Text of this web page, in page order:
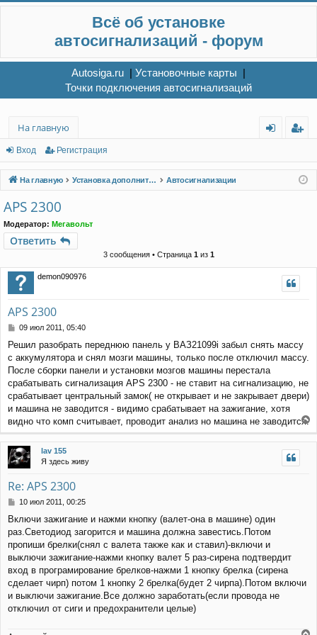
Всё об установке
автосигнализаций - форум
Autosiga.ru | Установочные карты |
Точки подключения автосигнализаций
На главную
д
ис
тр
Вход Регистрация
На главную Установка дополнительного электрооборудования Автосигнализации
APS 2300
Модератор: Мегавольт
Ответить
3 сообщения • Страница 1из 1
demon090976
APS 2300
С
о
б
щ
е
и
е
09 июл 2011, 05:40
Решил разобрать переднюю панель у ВАЗ21099i забыл снять массу
с аккумулятора и снял мозги машины, только после отключил массу.
После сборки панели и установки мозгов машины перестала
срабатывать сигнализация APS 2300 - не ставит на сигнализацию, не
срабатывает центральный замок( не открывает и не закрывает двери)
и машина не заводится - видимо срабатывает на зажигание, хотя
видно что комп считывает, проводит анализ но машина не заводится.
е
р
lav 155
Я здесь живу
Re: APS 2300
С
о
б
щ
е
и
е
10 июл 2011, 00:25
Включи зажигание и нажми кнопку (валет-она в машине) один
раз.Светодиод загорится и машина должна завестись.Потом
пропиши брелки(снял с валета также как и ставил)-включи и
выключи зажигание-нажми кнопку валет 5 раз-сирена подтвердит
вход в програмирование брелков-нажми 1 кнопку брелка (сирена
сделает чирп) потом 1 кнопку 2 брелка(будет 2 чирпа).Потом включи
и выключи зажигание.Все должно заработать(если провода не
отключил от сиги и предохранители целые)